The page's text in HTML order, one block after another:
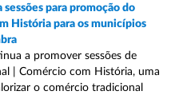
para promoção do
História para os municípios
a promover sessões de
| Comércio com História, uma
o comércio tradicional